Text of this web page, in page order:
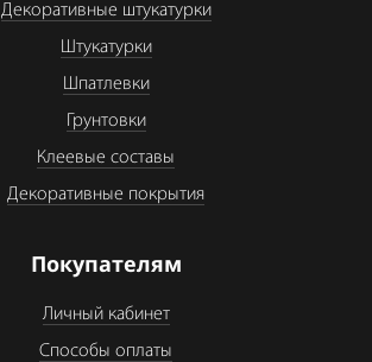
Декоративные штукатурки
Штукатурки
Шпатлевки
Грунтовки
Клеевые составы
Декоративные покрытия
Покупателям
Личный кабинет
Способы оплаты